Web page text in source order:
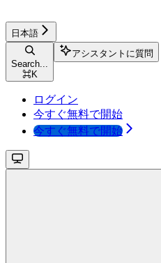
日本語
Search...
⌘K
アシスタントに質問
ログイン
今すぐ無料で開始
今すぐ無料で開始